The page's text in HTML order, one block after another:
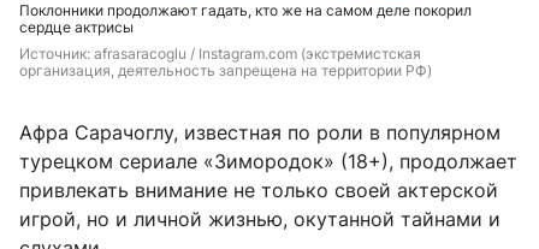
Поклонники продолжают гадать, кто же на самом деле покорил
сердце актрисы
Источник: afrasaracoglu / Instagram.com (экстремистская
организация, деятельность запрещена на территории РФ)
Афра Сарачоглу, известная по роли в популярном
турецком сериале «Зимородок» (18+), продолжает
привлекать внимание не только своей актерской
игрой, но и личной жизнью, окутанной тайнами и